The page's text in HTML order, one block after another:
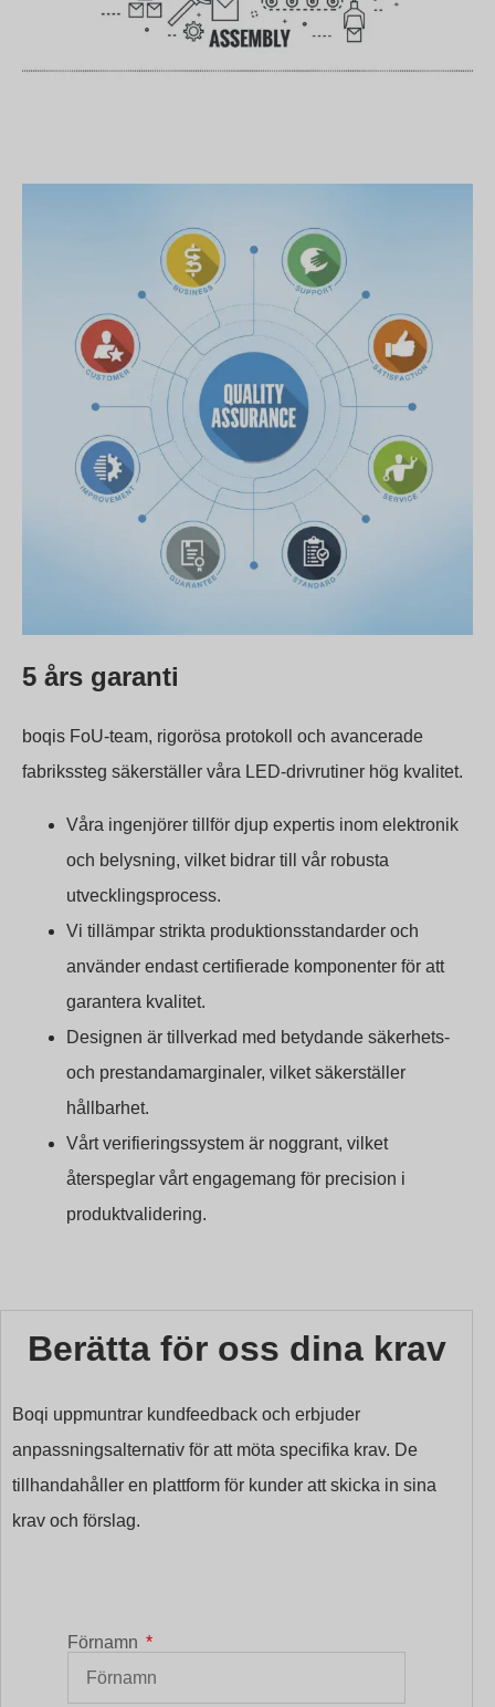
5 års garanti
boqis FoU-team, rigorösa protokoll och avancerade
fabrikssteg säkerställer våra LED-drivrutiner hög kvalitet.
Våra ingenjörer tillför djup expertis inom elektronik
och belysning, vilket bidrar till vår robusta
utvecklingsprocess.
Vi tillämpar strikta produktionsstandarder och
använder endast certifierade komponenter för att
garantera kvalitet.
Designen är tillverkad med betydande säkerhets-
och prestandamarginaler, vilket säkerställer
hållbarhet.
Vårt verifieringssystem är noggrant, vilket
återspeglar vårt engagemang för precision i
produktvalidering.
Berätta för oss dina krav
Boqi uppmuntrar kundfeedback och erbjuder
anpassningsalternativ för att möta specifika krav. De
tillhandahåller en plattform för kunder att skicka in sina
krav och förslag.
Förnamn